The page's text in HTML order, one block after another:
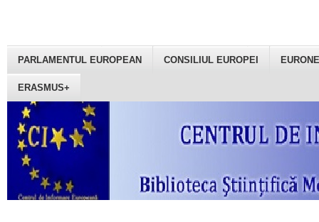
PARLAMENTUL EUROPEAN CONSILIUL EUROPEI
ERASMUS+